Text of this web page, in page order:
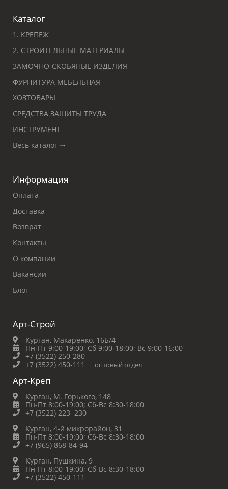
Каталог
1. КРЕПЕЖ
2. СТРОИТЕЛЬНЫЕ МАТЕРИАЛЫ
ЗАМОЧНО-СКОБЯНЫЕ ИЗДЕЛИЯ
ФУРНИТУРА МЕБЕЛЬНАЯ
ХОЗТОВАРЫ
СРЕДСТВА ЗАЩИТЫ ТРУДА
ИНСТРУМЕНТ
Весь каталог ➝
Информация
Оплата
Доставка
Возврат
Контакты
О компании
Вакансии
Блог
Арт-Строй
Курган, Макаренко, 16Б/4
Пн-Пт 9:00-19:00; Сб 9:00-18:00; Вс 9:00-16:00
+7 (3522) 250-280
+7 (3522) 450-111
оптовый отдел
Арт-Креп
Курган, М. Горького, 148
Пн-Пт 8:00-19:00; Сб-Вс 8:30-18:00
+7 (3522) 223‒230
Курган, 4-й микрорайон, 31
Пн-Пт 8:00-19:00; Сб-Вс 8:30-18:00
+7 (965) 868-84-94
Курган, Пушкина, 9
Пн-Пт 8:00-19:00; Сб-Вс 8:30-18:00
+7 (3522) 450-111